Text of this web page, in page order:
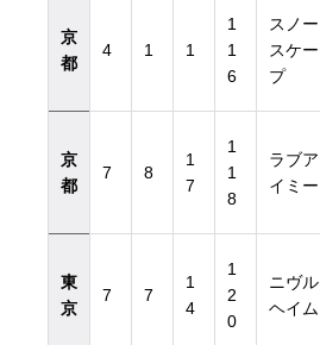
京
都
4 1 1
1
1
6
スノー
スケー
プ
京
都
7 8
1
7
1
1
8
ラブア
イミー
東
京
7 7
1
4
1
2
0
ニヴル
ヘイム